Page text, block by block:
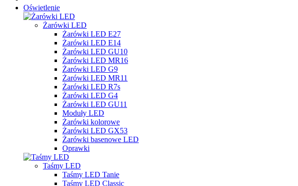
Oświetlenie
Żarówki LED
Żarówki LED E27
Żarówki LED E14
Żarówki LED GU10
Żarówki LED MR16
Żarówki LED G9
Żarówki LED MR11
Żarówki LED R7s
Żarówki LED G4
Żarówki LED GU11
Moduły LED
Żarówki kolorowe
Żarówki LED GX53
Żarówki basenowe LED
Oprawki
Taśmy LED
Taśmy LED Tanie
Taśmy LED Classic